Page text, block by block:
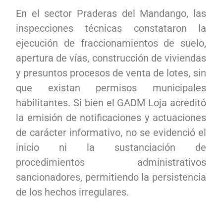
En el sector Praderas del Mandango, las
inspecciones técnicas constataron la
ejecución de fraccionamientos de suelo,
apertura de vías, construcción de viviendas
y presuntos procesos de venta de lotes, sin
que existan permisos municipales
habilitantes. Si bien el GADM Loja acreditó
la emisión de notificaciones y actuaciones
de carácter informativo, no se evidenció el
inicio ni la sustanciación de
procedimientos administrativos
sancionadores, permitiendo la persistencia
de los hechos irregulares.